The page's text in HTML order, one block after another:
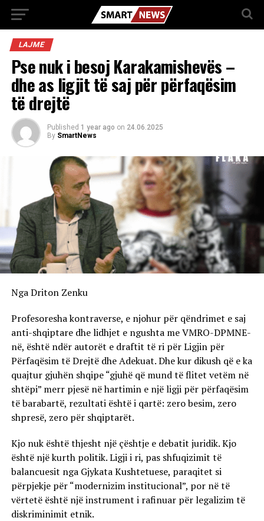
LAJME
Pse nuk i besoj Karakamishevës –
dhe as ligjit të saj për përfaqësim
të drejtë
Published 1 year ago on 24.06.2025
By SmartNews
Nga Driton Zenku
Profesoresha kontraverse, e njohur për qëndrimet e saj
anti-shqiptare dhe lidhjet e ngushta me VMRO-DPMNE-
në, është ndër autorët e draftit të ri për Ligjin për
Përfaqësim të Drejtë dhe Adekuat. Dhe kur dikush që e ka
quajtur gjuhën shqipe “gjuhë që mund të flitet vetëm në
shtëpi” merr pjesë në hartimin e një ligji për përfaqësim
të barabartë, rezultati është i qartë: zero besim, zero
shpresë, zero për shqiptarët.
Kjo nuk është thjesht një çështje e debatit juridik. Kjo
është një kurth politik. Ligji i ri, pas shfuqizimit të
balancuesit nga Gjykata Kushtetuese, paraqitet si
përpjekje për “modernizim institucional”, por në të
vërtetë është një instrument i rafinuar për legalizim të
diskriminimit etnik.